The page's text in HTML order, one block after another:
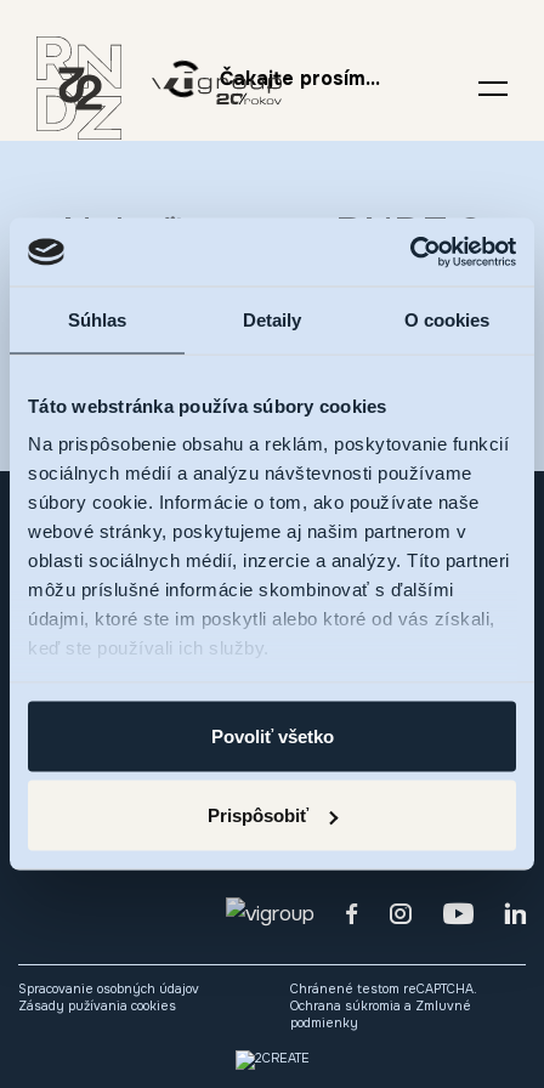
Súhlas Detaily O cookies
Táto webstránka používa súbory cookies
Na prispôsobenie obsahu a reklám, poskytovanie funkcií
sociálnych médií a analýzu návštevnosti používame
súbory cookie. Informácie o tom, ako používate naše
webové stránky, poskytujeme aj našim partnerom v
oblasti sociálnych médií, inzercie a analýzy. Títo partneri
môžu príslušné informácie skombinovať s ďalšími
údajmi, ktoré ste im poskytli alebo ktoré od vás získali,
keď ste používali ich služby.
Povoliť všetko
Prispôsobiť
Čakajte prosím...
Nalaďte sa na RNDZ 2
váš e-mail
Sme tu pre vás,
pýtajte sa
stretnutie.
Spracovanie osobných údajov
Zásady pužívania cookies
Chránené testom reCAPTCHA.
Ochrana súkromia a Zmluvné
podmienky